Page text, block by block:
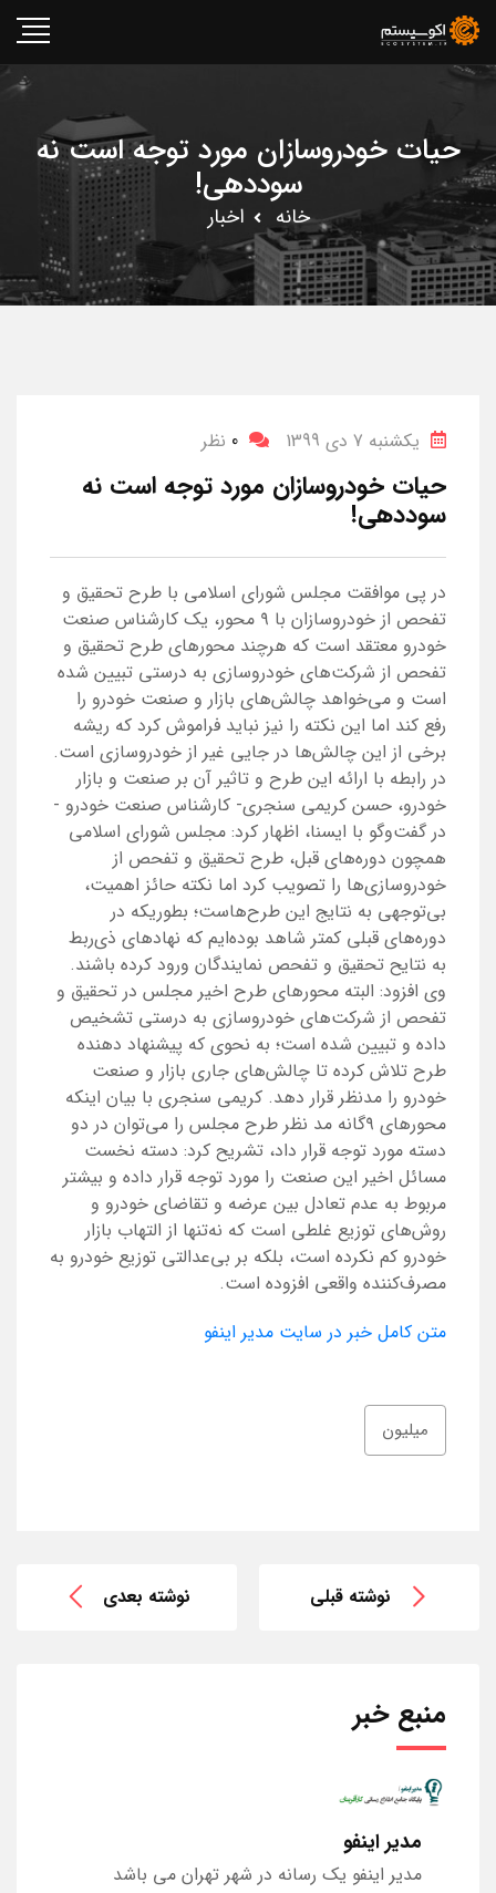
حیات‌ خودروسازان مورد توجه است نه
سوددهی!
خانه اخبار
یکشنبه 7 دی 1399 0 نظر
حیات‌ خودروسازان مورد توجه است نه
سوددهی!
در پی موافقت مجلس شورای اسلامی با طرح تحقیق و
تفحص از خودروسازان با ۹ محور، یک کارشناس صنعت
خودرو معتقد است که هرچند محورهای طرح تحقیق و
تفحص از شرکت‌های خودروسازی به درستی تبیین شده
است و می‌خواهد چالش‌های بازار و صنعت خودرو را
رفع کند اما این نکته را نیز نباید فراموش کرد که ریشه
برخی از این چالش‌ها در جایی غیر از خودروسازی است.
در رابطه با ارائه این طرح و تاثیر آن بر صنعت و بازار
خودرو، حسن کریمی سنجری- کارشناس صنعت خودرو -
در گفت‌وگو با ایسنا، اظهار کرد: مجلس شورای اسلامی
همچون دوره‌های قبل، طرح تحقیق و تفحص از
خودروسازی‌ها را تصویب کرد اما نکته‌ حائز اهمیت،
بی‌توجهی به نتایج این طرح‌هاست؛ بطوریکه در
دوره‌های قبلی کمتر شاهد بوده‌ایم که نهادهای ذی‌ربط
به نتایح تحقیق و تفحص نمایندگان ورود کرده باشند.
وی افزود: البته محورهای طرح اخیر مجلس در تحقیق و
تفحص از شرکت‌های خودروسازی به درستی تشخیص
داده و تبیین شده است؛ به نحوی که پیشنهاد دهنده
طرح تلاش کرده تا چالش‌های جاری بازار و صنعت
خودرو را مدنظر قرار دهد. کریمی سنجری با بیان اینکه
محورهای ۹گانه مد نظر طرح مجلس را می‌توان در دو
دسته مورد توجه قرار داد، تشریح کرد: دسته نخست
مسائل اخیر این صنعت را مورد توجه قرار داده و بیشتر
مربوط به عدم تعادل بین عرضه و تقاضای خودرو و
روش‌های توزیع غلطی است که نه‌تنها از التهاب بازار
خودرو کم نکرده است، بلکه بر بی‌عدالتی توزیع خودرو به
مصرف‌کننده واقعی افزوده است.
متن کامل خبر در سایت مدیر اینفو
میلیون
نوشته قبلی نوشته بعدی
منبع خبر
مدیر اینفو
مدیر اینفو یک رسانه در شهر تهران می باشد